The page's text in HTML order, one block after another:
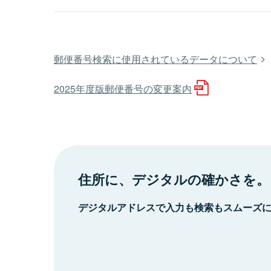
郵便番号検索に使用されているデータについて
2025年度版郵便番号の変更案内
住所に、デジタルの確かさを。
デジタルアドレスで入力も検索もスムーズ